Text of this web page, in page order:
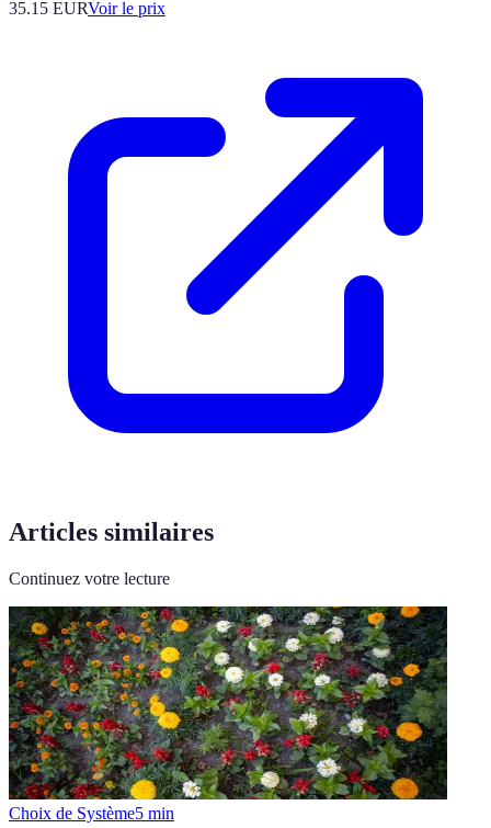
35.15 EURVoir le prix
Articles similaires
Continuez votre lecture
Choix de Système5 min